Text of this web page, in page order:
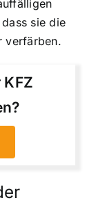
sie die
verfärben.